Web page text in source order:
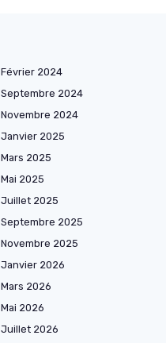
Février 2024
Septembre 2024
Novembre 2024
Janvier 2025
Mars 2025
Mai 2025
Juillet 2025
Septembre 2025
Novembre 2025
Janvier 2026
Mars 2026
Mai 2026
Juillet 2026